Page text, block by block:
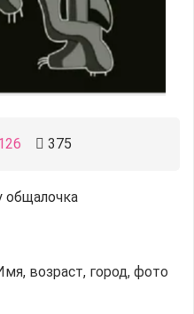
375
общалочка
возраст, город, фото